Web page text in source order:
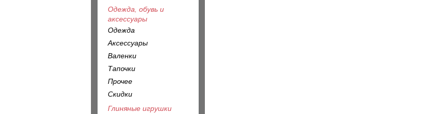
Одежда, обувь и
аксессуары
Одежда
Аксессуары
Валенки
Тапочки
Прочее
Скидки
Глиняные игрушки